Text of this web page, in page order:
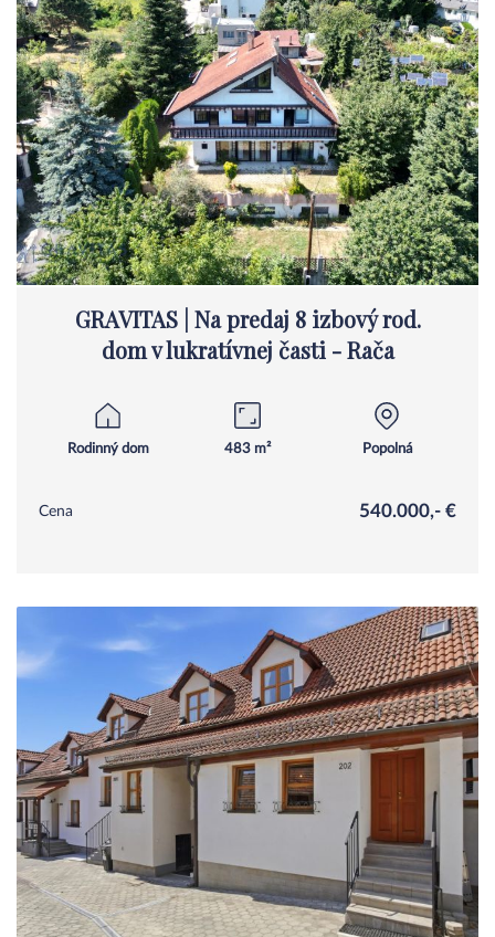
GRAVITAS | Na predaj 8 izbový rod.
dom v lukratívnej časti - Rača
Rodinný dom 483 m² Popolná
Cena 540.000,- €